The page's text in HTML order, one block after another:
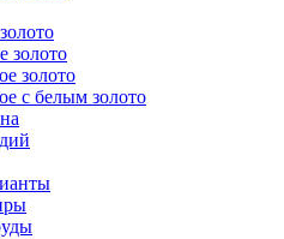
золото
золото
с белым золото